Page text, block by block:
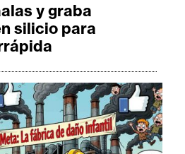
y graba
silicio para